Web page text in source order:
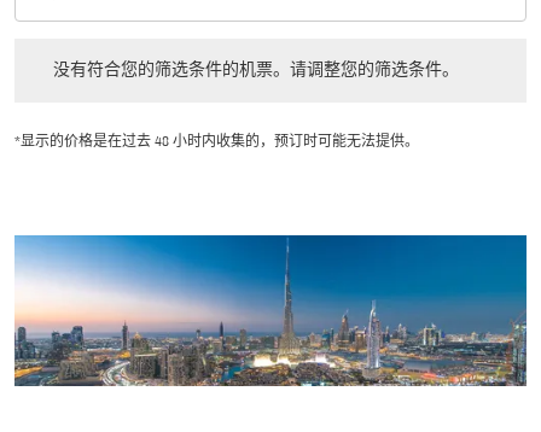
没有符合您的筛选条件的机票。请调整您的筛选条件。
*显示的价格是在过去 48 小时内收集的，预订时可能无法提供。